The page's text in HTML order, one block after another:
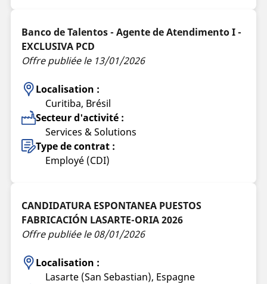
Banco de Talentos - Agente de Atendimento I -
EXCLUSIVA PCD
Offre publiée le 13/01/2026
Localisation :
Curitiba, Brésil
Secteur d'activité :
Services & Solutions
Type de contrat :
Employé (CDI)
CANDIDATURA ESPONTANEA PUESTOS
FABRICACIÓN LASARTE-ORIA 2026
Offre publiée le 08/01/2026
Localisation :
Lasarte (San Sebastian), Espagne